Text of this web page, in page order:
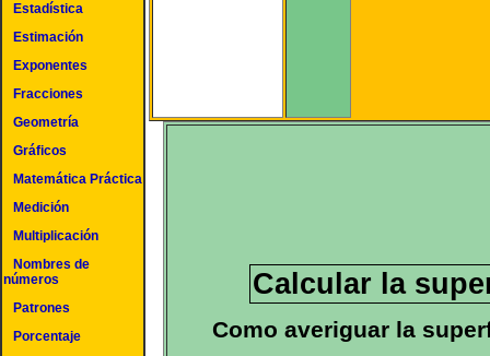
Estadística
Estimación
Exponentes
Fracciones
Geometría
Gráficos
Matemática Práctica
Medición
Multiplicación
Nombres de
números
Patrones
Porcentaje
Calcular la
Como averiguar la